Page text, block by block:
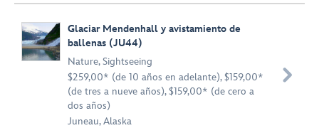
Glaciar Mendenhall y avistamiento de
ballenas (JU44)
Nature,Sightseeing
$259,00* (de 10 años en adelante), $159,00*
(de tres a nueve años), $159,00* (de cero a
dos años)
Juneau, Alaska
